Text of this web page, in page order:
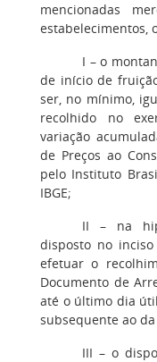
mencionadas
estabelecimentos,
I – o
de início de
ser, no mínimo,
recolhido no
variação
de Preços ao
pelo Instituto
IBGE;
II – na
disposto no
efetuar o
Documento de
até o último dia
subsequente ao
III – o